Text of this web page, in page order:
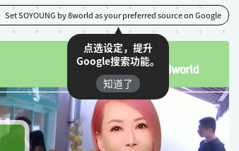
Set SOYOUNG by 8world as your preferred source on Google
点选设定，提升
Google搜索功能。
知道了